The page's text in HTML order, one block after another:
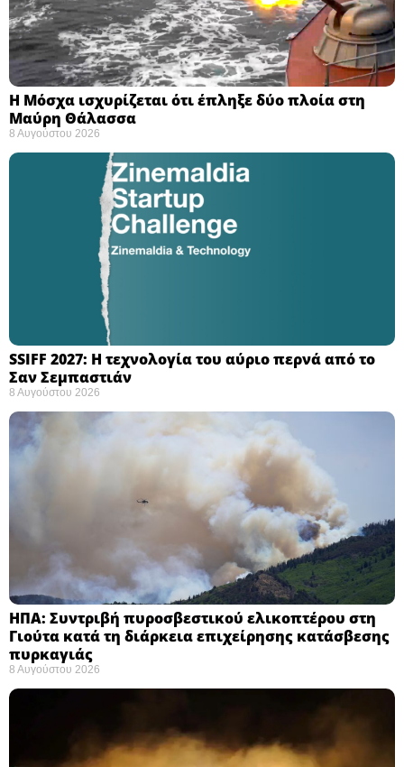
Η Μόσχα ισχυρίζεται ότι έπληξε δύο πλοία στη
Μαύρη Θάλασσα ​
8 Αυγούστου 2026
SSIFF 2027: Η τεχνολογία του αύριο περνά από το
Σαν Σεμπαστιάν ​
8 Αυγούστου 2026
ΗΠΑ: Συντριβή πυροσβεστικού ελικοπτέρου στη
Γιούτα κατά τη διάρκεια επιχείρησης κατάσβεσης
πυρκαγιάς ​
8 Αυγούστου 2026